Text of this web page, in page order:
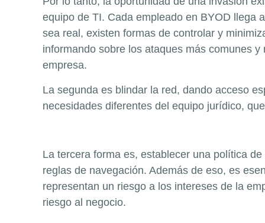
equipo de TI. Cada empleado en BYOD llega
sea real, existen formas de controlar y
informando sobre los ataques más comunes
empresa.
La segunda es blindar la red, dando acceso
necesidades diferentes del equipo jurídico,
La tercera forma es, establecer una política
reglas de navegación. Además de eso, es
representan un riesgo a los intereses de la
riesgo al negocio.